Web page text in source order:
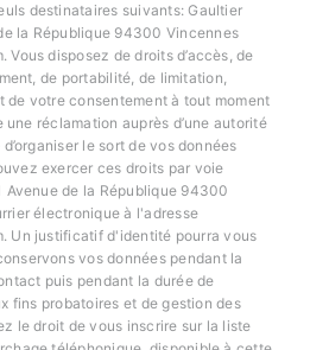
destinataires suivants: Gaultier
la République 94300 Vincennes
Vous disposez de droits d’accès, de
de portabilité, de limitation,
de votre consentement à tout moment
une réclamation auprès d’une autorité
le sort de vos données
exercer ces droits par voie
Avenue de la République 94300
électronique à l'adresse
Un justificatif d'identité pourra vous
vos données pendant la
puis pendant la durée de
fins probatoires et de gestion des
le droit de vous inscrire sur la liste